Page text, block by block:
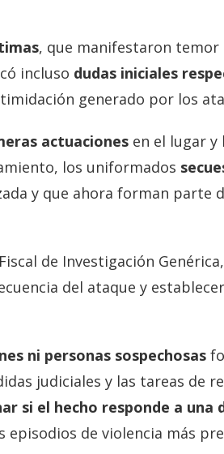
, que manifestaron
incluso dudas iniciales
generado por los
actuaciones en el lugar y
los uniformados
y que ahora forman parte
de Investigación
del ataque y
ni personas sospechosas
judiciales y las tareas de
si el hecho responde a una
episodios de violencia más